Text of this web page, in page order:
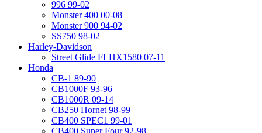
996 99-02
Monster 400 00-08
Monster 900 94-02
SS750 98-02
Harley-Davidson
Street Glide FLHX1580 07-11
Honda
CB-1 89-90
CB1000F 93-96
CB1000R 09-14
CB250 Hornet 98-99
CB400 SPEC1 99-01